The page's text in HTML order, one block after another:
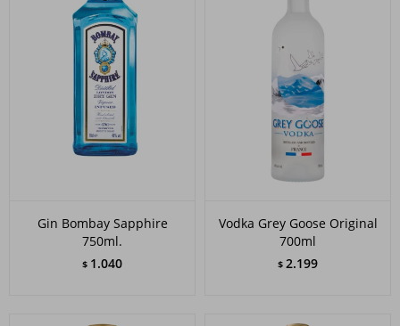
Gin Bombay Sapphire
750ml.
$ 1.040
Vodka Grey Goose Original
700ml
$ 2.199